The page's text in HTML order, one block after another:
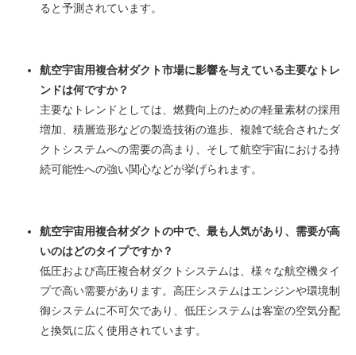
ると予測されています。
航空宇宙用複合材ダクト市場に影響を与えている主要なトレ
ンドは何ですか？
主要なトレンドとしては、燃費向上のための軽量素材の採用
増加、積層造形などの製造技術の進歩、複雑で統合されたダ
クトシステムへの需要の高まり、そして航空宇宙における持
続可能性への強い関心などが挙げられます。
航空宇宙用複合材ダクトの中で、最も人気があり、需要が高
いのはどのタイプですか？
低圧および高圧複合材ダクトシステムは、様々な航空機タイ
プで高い需要があります。高圧システムはエンジンや環境制
御システムに不可欠であり、低圧システムは客室の空気分配
と換気に広く使用されています。